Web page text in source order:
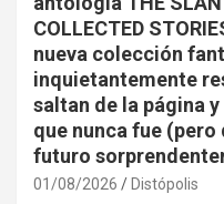
COLLECTED
nueva colección
inquietantemente
saltan de la página
que nunca fue (pero
futuro
01/08/2026 Distópolis